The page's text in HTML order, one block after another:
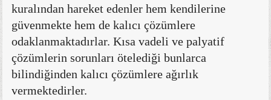
kuralından hareket edenler hem kendilerine
güvenmekte hem de kalıcı çözümlere
odaklanmaktadırlar. Kısa vadeli ve palyatif
çözümlerin sorunları ötelediği bunlarca
bilindiğinden kalıcı çözümlere ağırlık
vermektedirler.